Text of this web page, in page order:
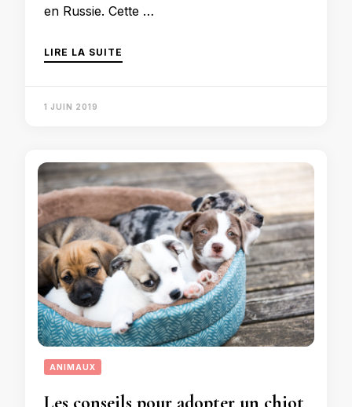
en Russie. Cette …
LIRE LA SUITE
1 JUIN 2019
ANIMAUX